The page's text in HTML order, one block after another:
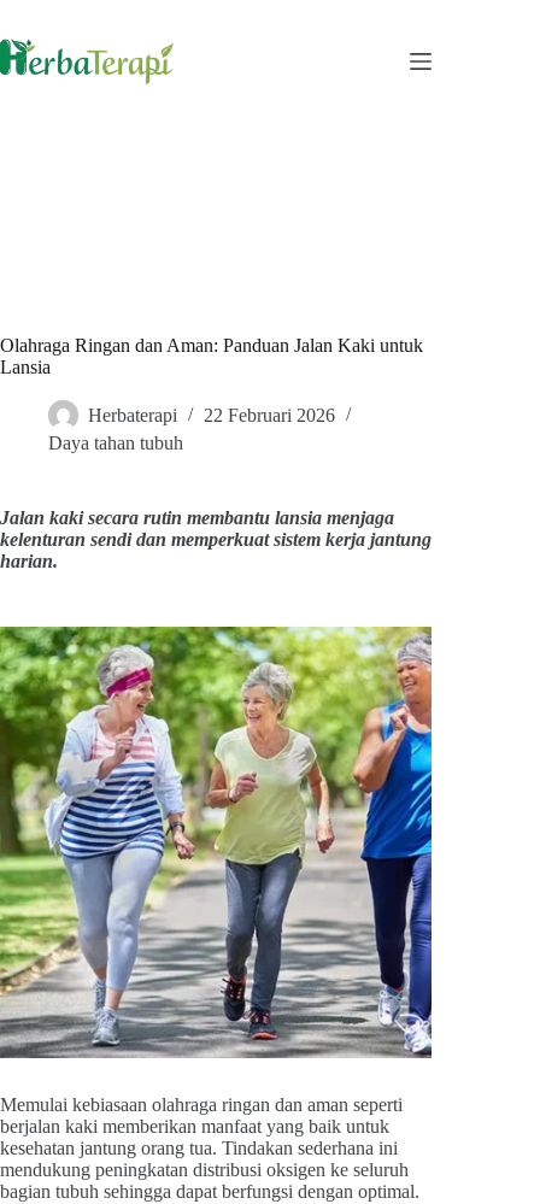
content
Olahraga Ringan dan Aman: Panduan Jalan Kaki untuk
Lansia
Herbaterapi
22 Februari 2026
Daya tahan tubuh
Jalan kaki secara rutin membantu lansia menjaga
kelenturan sendi dan memperkuat sistem kerja jantung
harian.
Memulai kebiasaan olahraga ringan dan aman seperti
berjalan kaki memberikan manfaat yang baik untuk
kesehatan jantung orang tua. Tindakan sederhana ini
mendukung peningkatan distribusi oksigen ke seluruh
bagian tubuh sehingga dapat berfungsi dengan optimal.